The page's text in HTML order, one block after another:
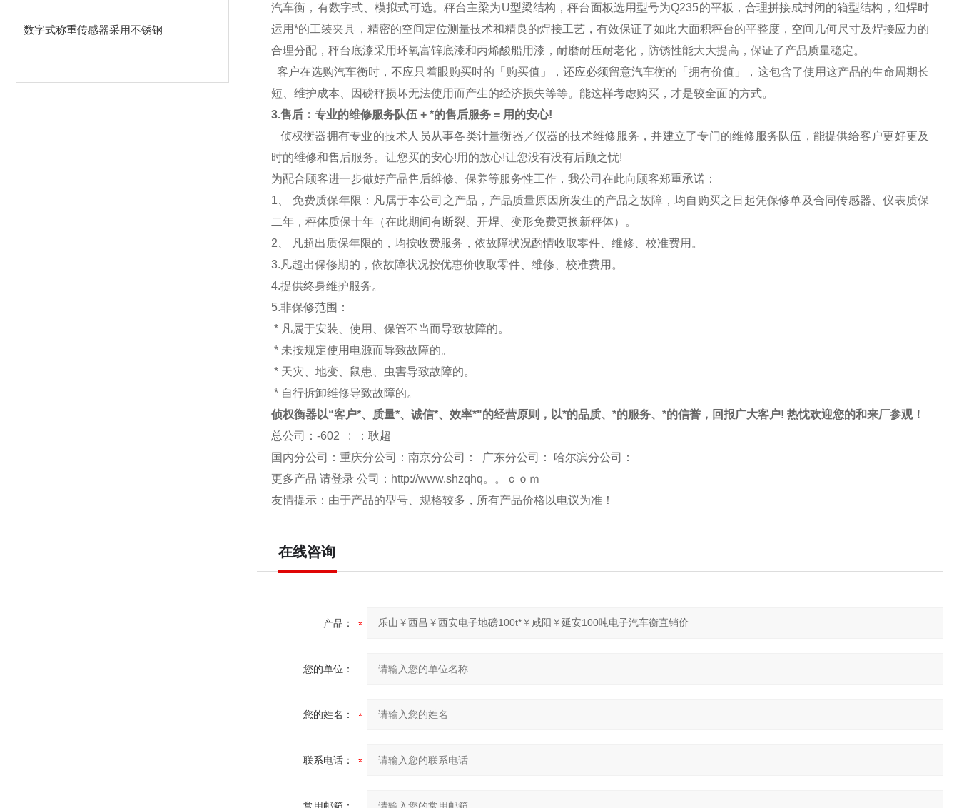
数字式称重传感器采用不锈钢
汽车衡，有数字式、模拟式可选。秤台主梁为U型梁结构，秤台面板选用型号为Q235的平板，合理拼接成封闭的箱型结构，组焊时
运用*的工装夹具，精密的空间定位测量技术和精良的焊接工艺，有效保证了如此大面积秤台的平整度，空间几何尺寸及焊接应力的
合理分配，秤台底漆采用环氧富锌底漆和丙烯酸船用漆，耐磨耐压耐老化，防锈性能大大提高，保证了产品质量稳定。
客户在选购汽车衡时，不应只着眼购买时的「购买值」，还应必须留意汽车衡的「拥有价值」，这包含了使用这产品的生命周期长
短、维护成本、因磅秤损坏无法使用而产生的经济损失等等。能这样考虑购买，才是较全面的方式。
3.售后：专业的维修服务队伍 + *的售后服务 = 用的安心!
侦权衡器拥有专业的技术人员从事各类计量衡器／仪器的技术维修服务，并建立了专门的维修服务队伍，能提供给客户更好更及
时的维修和售后服务。让您买的安心!用的放心!让您没有没有后顾之忧!
为配合顾客进一步做好产品售后维修、保养等服务性工作，我公司在此向顾客郑重承诺：
1 、 免费质保年限：凡属于本公司之产品，产品质量原因所发生的产品之故障，均自购买之日起凭保修单及合同传感器、仪表质保
二年，秤体质保十年（在此期间有断裂、开焊、变形免费更换新秤体）。
2、 凡超出质保年限的，均按收费服务，依故障状况酌情收取零件、维修、校准费用 。
3. 凡超出保修期的，依故障状况按优惠价收取零件、维修、校准费用。
4.提供终身维护服务。
5.非保修范围：
* 凡属于安装、使用、保管不当而导致故障的。
* 未按规定使用电源而导致故障的。
* 天灾、地变、鼠患、虫害导致故障的。
* 自行拆卸维修导致故障的。
侦权衡器以“客户*、质量*、诚信*、效率*"的经营原则，以*的品质、*的服务、*的信誉，回报广大客户! 热忱欢迎您的和来厂参观！
总公司
：-602 : ：耿超
国内分公司：重庆分公司：南京分公司： 广东分公司： 哈尔滨分公司：
更多产品 请登录 公司： http://www.shzqhq。。ｃｏｍ
友情提示：由于产品的型号、规格较多，所有产品价格以电议为准！
在线咨询
产品：
您的单位：
您的姓名：
联系电话：